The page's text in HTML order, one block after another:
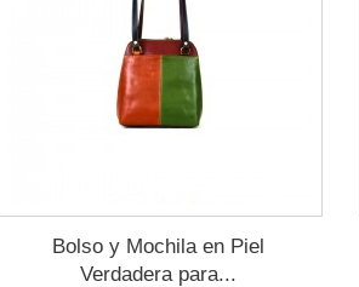
Bolso y Mochila en Piel
Verdadera para...